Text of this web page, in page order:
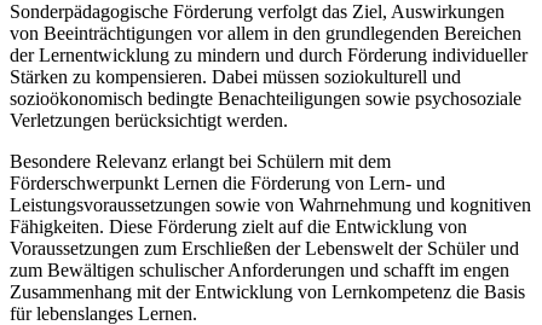
Sonderpädagogische Förderung verfolgt das Ziel, Auswirkungen
von Beeinträchtigungen vor allem in den grundlegenden Bereichen
der Lernentwicklung zu mindern und durch Förderung individueller
Stärken zu kompensieren. Dabei müssen soziokulturell und
sozioökonomisch bedingte Benachteiligungen sowie psychosoziale
Verletzungen berücksichtigt werden.
Besondere Relevanz erlangt bei Schülern mit dem
Förderschwerpunkt Lernen die Förderung von Lern- und
Leistungsvoraussetzungen sowie von Wahrnehmung und kognitiven
Fähigkeiten. Diese Förderung zielt auf die Entwicklung von
Voraussetzungen zum Erschließen der Lebenswelt der Schüler und
zum Bewältigen schulischer Anforderungen und schafft im engen
Zusammenhang mit der Entwicklung von Lernkompetenz die Basis
für lebenslanges Lernen.